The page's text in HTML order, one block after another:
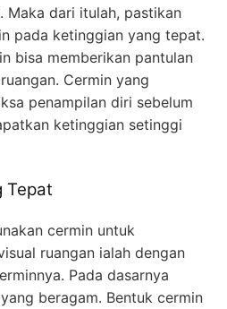
Maka dari itulah, pastikan
pada ketinggian yang tepat.
bisa memberikan pantulan
Cermin yang
penampilan diri sebelum
ketinggian setinggi
Tepat
cermin untuk
ruangan ialah dengan
Pada dasarnya
beragam. Bentuk cermin